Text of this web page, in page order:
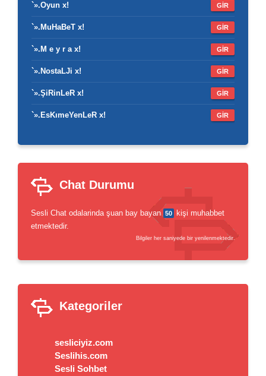
`».Oyun x! GİR
`».MuHaBeT x! GİR
`».M e y r a x! GİR
`».NostaLJi x! GİR
`».ŞiRinLeR x! GİR
`».EsKımeYenLeR x! GİR
Chat Durumu
Sesli Chat odalarinda şuan bay bayan 50
kişi muhabbet
etmektedir.
Bilgiler her saniyede bir yenilenmektedir.
Kategoriler
sesliciyiz.com
Seslihis.com
Sesli Sohbet